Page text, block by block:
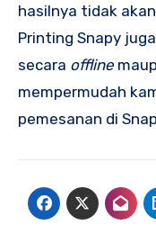
hasilnya tidak
Printing Snapy
secara offline
mempermudah
pemesanan di